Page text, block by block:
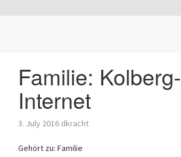
Familie: Kolberg-
Internet
3. July 2016 dkracht
Gehört zu: Familie